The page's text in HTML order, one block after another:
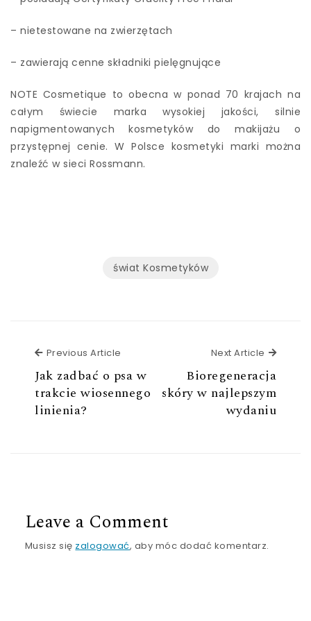
– nietestowane na zwierzętach
– zawierają cenne składniki pielęgnujące
NOTE Cosmetique to obecna w ponad 70 krajach na
całym świecie marka wysokiej jakości, silnie
napigmentowanych kosmetyków do makijażu o
przystępnej cenie. W Polsce kosmetyki marki można
znaleźć w sieci Rossmann.
świat Kosmetyków
Previous Article
Jak zadbać o psa w
trakcie wiosennego
linienia?
Next Article Next
Bioregeneracja
skóry w najlepszym
wydaniu
Leave a Comment
Musisz się zalogować, aby móc dodać komentarz.